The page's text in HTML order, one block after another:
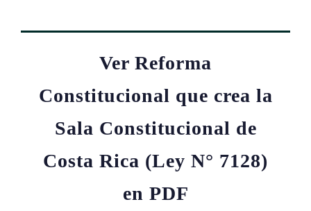
Ver Reforma
Constitucional que crea la
Sala Constitucional de
Costa Rica (Ley N° 7128)
en PDF